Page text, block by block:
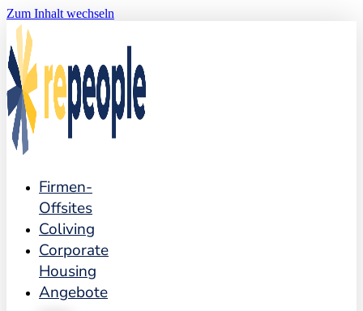
Zum Inhalt wechseln
Firmen-
Offsites
Coliving
Corporate
Housing
Angebote